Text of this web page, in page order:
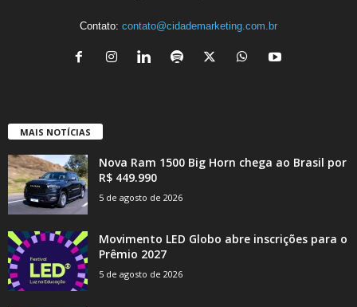
Contato: contato@cidademarketing.com.br
MAIS NOTÍCIAS
Nova Ram 1500 Big Horn chega ao Brasil por
R$ 449.990
5 de agosto de 2026
Movimento LED Globo abre inscrições para o
Prêmio 2027
5 de agosto de 2026